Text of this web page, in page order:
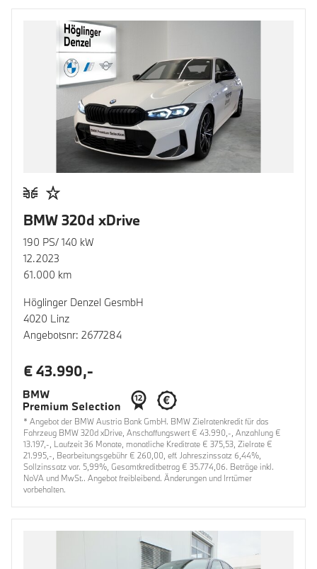
BMW 320d xDrive
190 PS/ 140 kW
12.2023
61.000 km
Höglinger Denzel GesmbH
4020 Linz
Angebotsnr: 2677284
€ 43.990,-
* Angebot der BMW Austria Bank GmbH. BMW Zielratenkredit für das
Fahrzeug BMW 320d xDrive, Anschaffungswert € 43.990,-, Anzahlung €
13.197,-, Laufzeit 36 Monate, monatliche Kreditrate € 375,53, Zielrate €
21.995,-, Bearbeitungsgebühr € 260,00, eff. Jahreszinssatz 6,44%,
Sollzinssatz var. 5,99%, Gesamtkreditbetrag € 35.774,06. Beträge inkl.
NoVA und MwSt.. Angebot freibleibend. Änderungen und Irrtümer
vorbehalten.